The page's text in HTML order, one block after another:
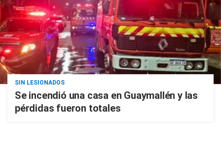
SIN LESIONADOS
Se incendió una casa en Guaymallén y las
pérdidas fueron totales